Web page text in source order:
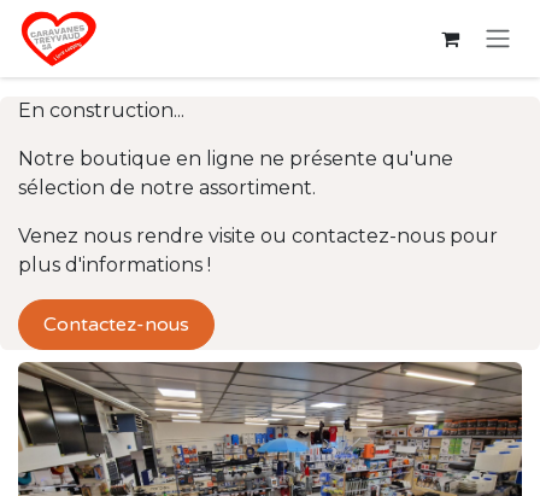
Se rendre au contenu
En construction...
Notre boutique en ligne ne présente qu'une
sélection de notre assortiment.
Venez nous rendre visite ou contactez-nous pour
plus d'informations !
Contactez-nous